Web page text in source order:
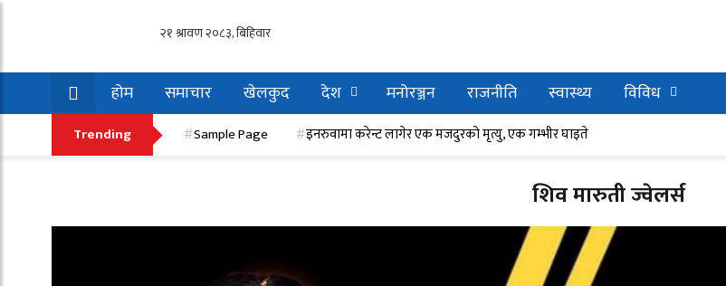
होम समाचार खेलकुद देश मनोरञ्जन राजनीति स्वास्थ्य
विविध
इनरुवामा करेन्ट लागेर एक मजदुरको मृत्यु, एक गम्भीर घाइते
Trending Sample Page इनरुवामा करेन्ट लागेर एक मजदुरको मृत्यु, एक गम्भीर घाइते
शिव मारुती ज्वेलर्स